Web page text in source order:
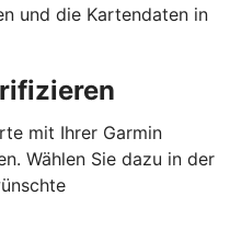
und die Kartendaten in
mit Ihrer Garmin
Wählen Sie dazu in der